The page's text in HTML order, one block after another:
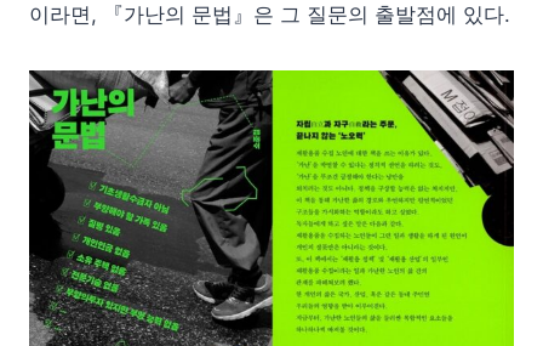
이라면, 『가난의 문법』은 그 질문의 출발점에 있다.